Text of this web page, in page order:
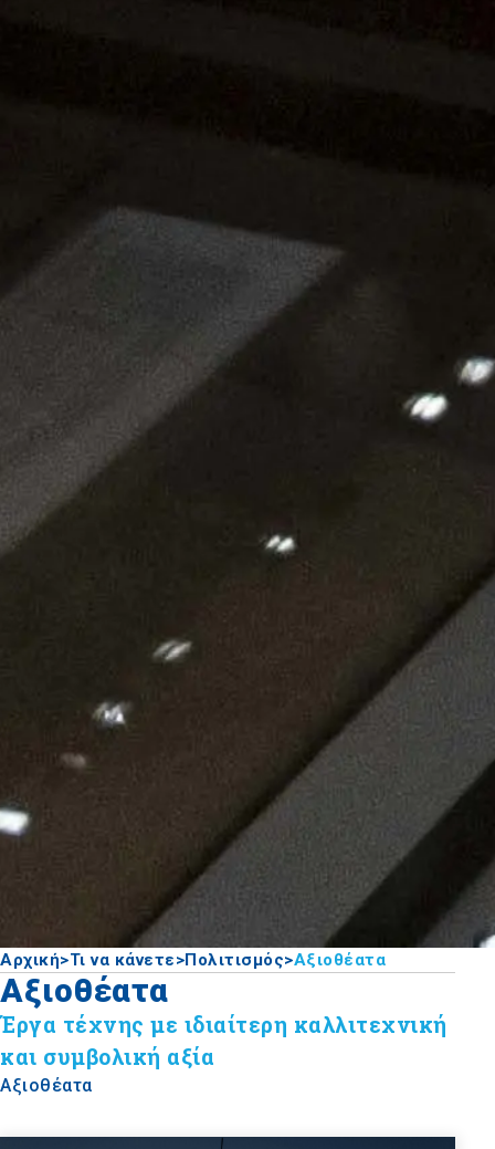
Αρχική>Τι να κάνετε>Πολιτισμός>Αξιοθέατα
Αξιοθέατα
Έργα τέχνης με ιδιαίτερη καλλιτεχνική
και συμβολική αξία
Αξιοθέατα